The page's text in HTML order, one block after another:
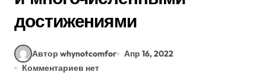
достижениями
Автор whynotcomfor
Апр 16, 2022
Комментариев нет